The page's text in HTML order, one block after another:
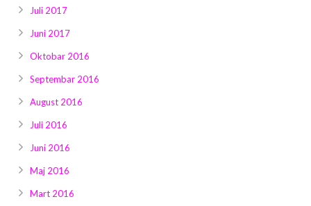
Juli 2017
Juni 2017
Oktobar 2016
Septembar 2016
August 2016
Juli 2016
Juni 2016
Maj 2016
Mart 2016